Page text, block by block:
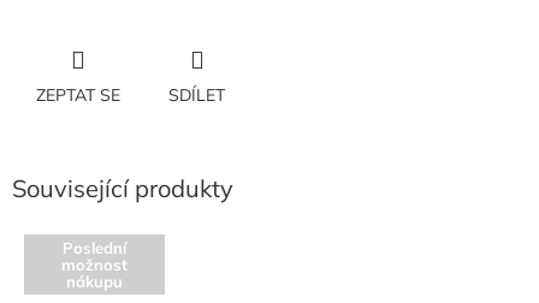
ZEPTAT SE SDÍLET
Související produkty
Poslední
možnost
nákupu